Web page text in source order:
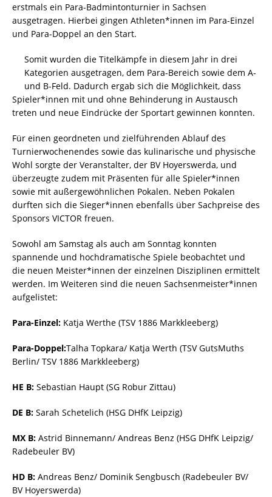
erstmals ein Para-Badmintonturnier in Sachsen
ausgetragen. Hierbei gingen Athleten*innen im Para-Einzel
und Para-Doppel an den Start.
Somit wurden die Titelkämpfe in diesem Jahr in drei
Kategorien ausgetragen, dem Para-Bereich sowie dem A-
und B-Feld. Dadurch ergab sich die Möglichkeit, dass
Spieler*innen mit und ohne Behinderung in Austausch
treten und neue Eindrücke der Sportart gewinnen konnten.
Für einen geordneten und zielführenden Ablauf des
Turnierwochenendes sowie das kulinarische und physische
Wohl sorgte der Veranstalter, der BV Hoyerswerda, und
überzeugte zudem mit Präsenten für alle Spieler*innen
sowie mit außergewöhnlichen Pokalen. Neben Pokalen
durften sich die Sieger*innen ebenfalls über Sachpreise des
Sponsors VICTOR freuen.
Sowohl am Samstag als auch am Sonntag konnten
spannende und hochdramatische Spiele beobachtet und
die neuen Meister*innen der einzelnen Disziplinen ermittelt
werden. Im Weiteren sind die neuen Sachsenmeister*innen
aufgelistet:
Para-Einzel: Katja Werthe (TSV 1886 Markkleeberg)
Para-Doppel:Talha Topkara/ Katja Werth (TSV GutsMuths
Berlin/ TSV 1886 Markkleeberg)
HE B: Sebastian Haupt (SG Robur Zittau)
DE B: Sarah Schetelich (HSG DHfK Leipzig)
MX B: Astrid Binnemann/ Andreas Benz (HSG DHfK Leipzig/
Radebeuler BV)
HD B: Andreas Benz/ Dominik Sengbusch (Radebeuler BV/
BV Hoyerswerda)